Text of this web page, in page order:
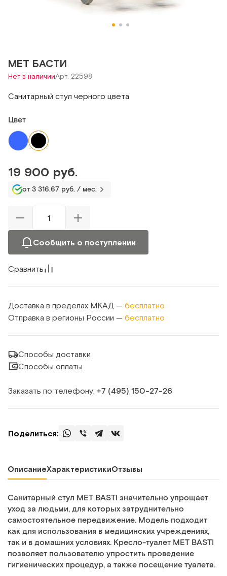
MET БАСТИ
Нет в наличииАрт. 22598
Санитарный стул черного цвета
Цвет
19 900 руб.
от 3 316.67 руб. / мес.
Сообщить о поступлении
Сравнить
Доставка в пределах МКАД — бесплатно
Отправка в регионы России — бесплатно
Способы доставки
Способы оплаты
Заказать по телефону: +7 (495) 150‑27‑26
Поделиться:
ОписаниеХарактеристикиОтзывы
Санитарный стул MET BASTI значительно упрощает
уход за людьми, для которых затруднительно
самостоятельное передвижение. Модель подходит
как для использования в медицинских учреждениях,
так и в домашних условиях. Кресло-туалет MET BASTI
позволяет пользователю упростить проведение
гигиенических процедур, а также посещение туалета.